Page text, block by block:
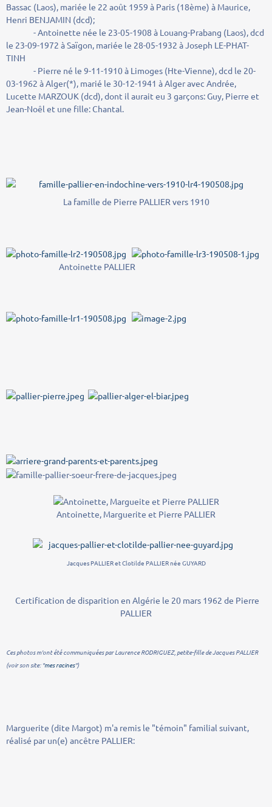
Bassac (Laos), mariée le 22 août 1959 à Paris (18ème) à Maurice,
Henri BENJAMIN (dcd);
- Antoinette née le 23-05-1908 à Louang-Prabang (Laos), dcd
le 23-09-1972 à Saïgon, mariée le 28-05-1932 à Joseph LE-PHAT-
TINH
- Pierre né le 9-11-1910 à Limoges (Hte-Vienne), dcd le 20-
03-1962 à Alger(*), marié le 30-12-1941 à Alger avec Andrée,
Lucette MARZOUK (dcd), dont il aurait eu 3 garçons: Guy, Pierre et
Jean-Noêl et une fille: Chantal.
La famille de Pierre PALLIER vers 1910
Antoinette PALLIER
Antoinette, Marguerite et Pierre PALLIER
Jacques PALLIER et Clotilde PALLIER née GUYARD
Certification de disparition en Algérie le 20 mars 1962 de Pierre
PALLIER
Ces photos m'ont été communiquées par Laurence RODRIGUEZ, petite-fille de Jacques PALLIER
(voir son site: "mes racines")
Marguerite (dite Margot) m'a remis le "témoin" familial suivant,
réalisé par un(e) ancêtre PALLIER: